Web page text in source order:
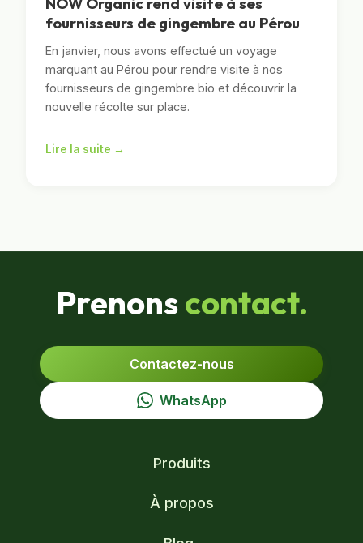
NOW Organic rend visite à ses
fournisseurs de gingembre au Pérou
En janvier, nous avons effectué un voyage
marquant au Pérou pour rendre visite à nos
fournisseurs de gingembre bio et découvrir la
nouvelle récolte sur place.
Lire la suite →
Prenonscontact.
Contactez-nous
WhatsApp
Produits
À propos